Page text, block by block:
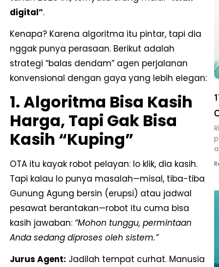
digital”.
Kenapa? Karena algoritma itu pintar, tapi dia
nggak punya perasaan. Berikut adalah
strategi “balas dendam” agen perjalanan
konvensional dengan gaya yang lebih elegan:
1. Algoritma Bisa Kasih
Harga, Tapi Gak Bisa
Kasih “Kuping”
OTA itu kayak robot pelayan: lo klik, dia kasih.
Tapi kalau lo punya masalah—misal, tiba-tiba
Gunung Agung bersin (erupsi) atau jadwal
pesawat berantakan—robot itu cuma bisa
kasih jawaban: “Mohon tunggu, permintaan
Anda sedang diproses oleh sistem.”
Jurus Agent: Jadilah tempat curhat. Manusia